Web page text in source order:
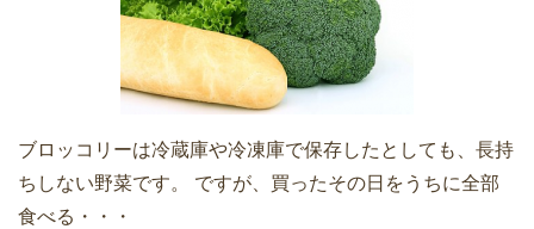
ブロッコリーは冷蔵庫や冷凍庫で保存したとしても、長持
ちしない野菜です。 ですが、買ったその日をうちに全部
食べる・・・